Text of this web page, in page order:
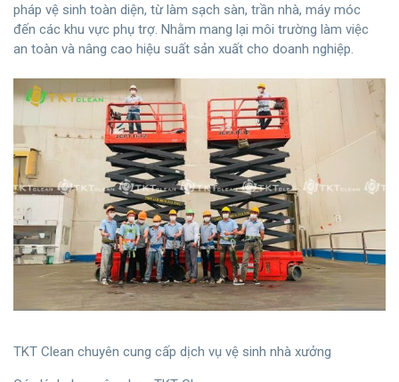
pháp vệ sinh toàn diện, từ làm sạch sàn, trần nhà, máy móc
đến các khu vực phụ trợ. Nhằm mang lại môi trường làm việc
an toàn và nâng cao hiệu suất sản xuất cho doanh nghiệp.
TKT Clean chuyên cung cấp dịch vụ vệ sinh nhà xưởng